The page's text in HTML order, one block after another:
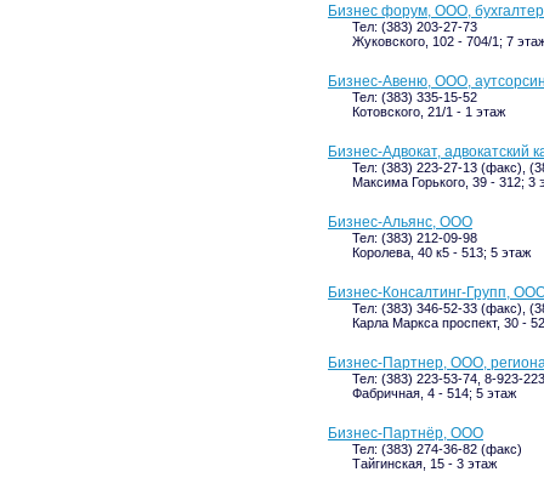
Бизнес форум, ООО,
Тел: (383) 203-27-73
Жуковского, 102 - 704/1; 7
Бизнес-Авеню, ООО,
Тел: (383) 335-15-52
Котовского, 21/1 - 1 этаж
Бизнес-Адвокат, адвокатский
Тел: (383) 223-27-13 (факс),
Максима Горького, 39 - 312; 3
Бизнес-Альянс, ООО
Тел: (383) 212-09-98
Королева, 40 к5 - 513; 5 этаж
Бизнес-Консалтинг-Групп,
Тел: (383) 346-52-33 (факс),
Карла Маркса проспект, 30 -
Бизнес-Партнер, ООО,
Тел: (383) 223-53-74, 8-923-
Фабричная, 4 - 514; 5 этаж
Бизнес-Партнёр, ООО
Тел: (383) 274-36-82 (факс)
Тайгинская, 15 - 3 этаж